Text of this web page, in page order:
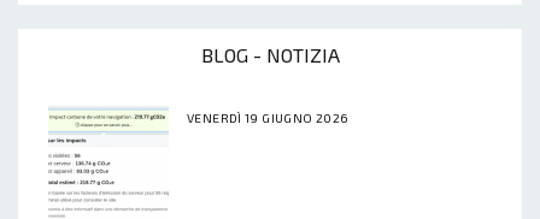
BLOG - NOTIZIA
VENERDÌ 19 GIUGNO 2026